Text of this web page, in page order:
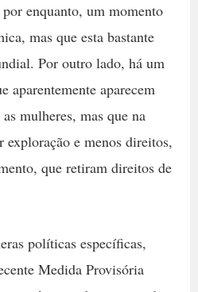
enquanto, um momento
mas que esta bastante
Por outro lado, há um
aparentemente aparecem
mulheres, mas que na
e menos direitos,
que retiram direitos de
políticas específicas,
Medida Provisória